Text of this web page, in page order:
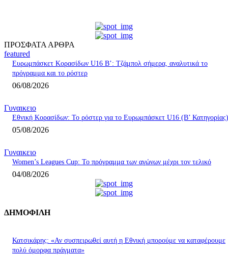
ΠΡΟΣΦΑΤΑ ΑΡΘΡΑ
featured
Ευρωμπάσκετ Κορασίδων U16 B’: Τζάμπολ σήμερα, αναλυτικά το
πρόγραμμα και το ρόστερ
06/08/2026
Γυναικειο
Εθνική Κορασίδων: Το ρόστερ για το Ευρωμπάσκετ U16 (B’ Κατηγορίας)
05/08/2026
Γυναικειο
Women’s Leagues Cup: Το πρόγραμμα των αγώνων μέχρι τον τελικό
04/08/2026
ΔΗΜΟΦΙΛΗ
Κατσικάρης: «Αν συσπειρωθεί αυτή η Εθνική μπορούμε να καταφέρουμε
πολύ όμορφα πράγματα»